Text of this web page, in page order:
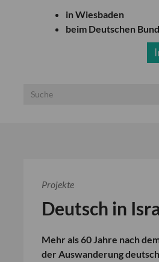
in Wiesbaden
beim Deutschen
Projekte
Deutsch in
Mehr als 60 Jahre nach
der Auswanderung